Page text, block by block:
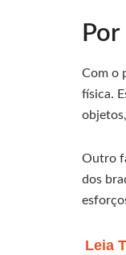
Com o
física.
Outro
dos
Leia